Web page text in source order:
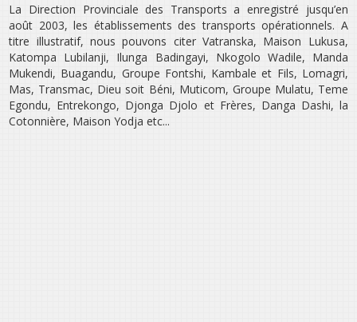
La Direction Provinciale des Transports a enregistré jusqu’en
août 2003, les établissements des transports opérationnels. A
titre illustratif, nous pouvons citer Vatranska, Maison Lukusa,
Katompa Lubilanji, Ilunga Badingayi, Nkogolo Wadile, Manda
Mukendi, Buagandu, Groupe Fontshi, Kambale et Fils, Lomagri,
Mas, Transmac, Dieu soit Béni, Muticom, Groupe Mulatu, Teme
Egondu, Entrekongo, Djonga Djolo et Frères, Danga Dashi, la
Cotonnière, Maison Yodja etc...